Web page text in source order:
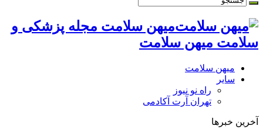
میهن سلامت مجله پزشکی و
سلامت میهن سلامت
میهن سلامت
سایر
راه نو نیوز
تهران آرت آکادمی
آخرین خبرها